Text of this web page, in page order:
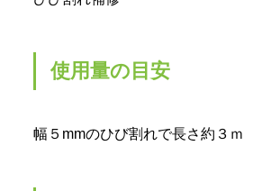
使用量の目安
幅５mmのひび割れで長さ約３ｍ